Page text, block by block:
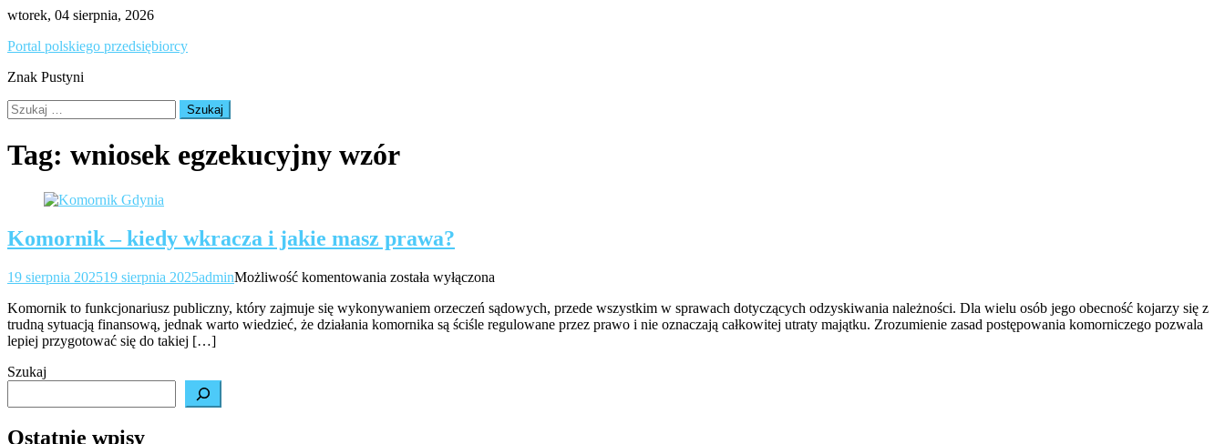
Skip
content
wtorek, 04 sierpnia, 2026
Portal polskiego przedsiębiorcy
Znak Pustyni
Szukaj:
Tag: wniosek egzekucyjny wzór
Komornik – kiedy wkracza i jakie masz prawa?
19 sierpnia 202519 sierpnia 2025adminMożliwość komentowania Komornik
kiedy
wkracza
została wyłączona
Komornik to funkcjonariusz publiczny, który zajmuje się wykonywaniem orzeczeń sądowych, przede wszystkim w sprawach dotyczących odzyskiwania należności. Dla wielu osób jego obecność kojarzy się z
trudną sytuacją finansową, jednak warto wiedzieć, że działania komornika są ściśle regulowane przez prawo i nie oznaczają całkowitej utraty majątku. Zrozumienie zasad postępowania komorniczego pozwala
lepiej przygotować się do takiej […]
Szukaj
Ostatnie wpisy